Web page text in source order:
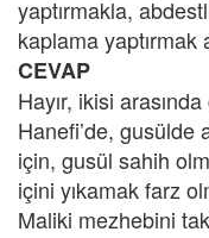
yaptırmakla,
kaplama yaptırmak
CEVAP
Hayır, ikisi
Hanefi’de, gusülde
için, gusül sahih
içini yıkamak farz
Maliki mezhebini